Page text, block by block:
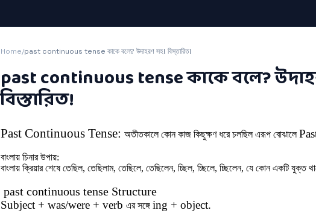
Home/past continuous tense কাকে বলে? উদাহরণ সহ! বিস্তারিত!
past continuous tense কাকে বলে?
বিস্তারিত!
Past Continuous Tense: অতীতকালে কোন কাজ কিছুক্ষণ ধরে চলছিল এরূপ বোঝালে
বাংলায় চিনার উপায়:
বাংলায় ক্রিয়ার শেষে তেছিল, তেছিলাম, তেছিলে, তেছিলেন, চ্ছিল, চ্ছিলে, চ্ছিলেন, যে কোন একটি যুক্ত
past continuous tense Structure
Subject + was/were + verb এরসঙ্গে ing + object.